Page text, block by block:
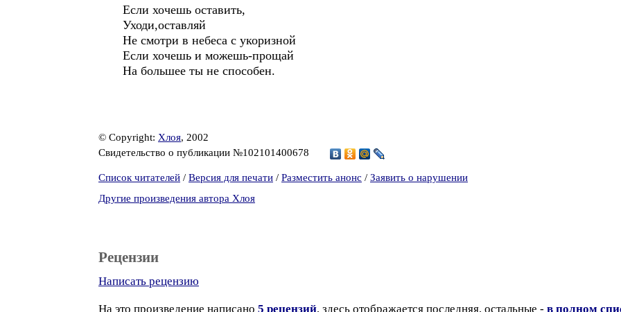
Если хочешь оставить,
Уходи,оставляй
Не смотри в небеса с укоризной
Если хочешь и можешь-прощай
На большее ты не способен.
© Copyright: Хлоя, 2002
Свидетельство о публикации №102101400678
Список читателей / Версия для печати / Разместить анонс / Заявить о нарушении
Другие произведения автора Хлоя
Рецензии
Написать рецензию
На это произведение написано 5 рецензий, здесь отображается последняя, остальные - в полном